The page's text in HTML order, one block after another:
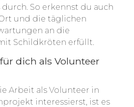
So erkennst du auch
und die täglichen
an die
Schildkröten erfüllt.
dich als Volunteer
Arbeit als Volunteer in
interessierst, ist es